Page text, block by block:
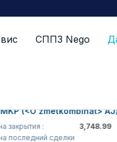
СППЗ Nego
(<O'zmetkombinat> AJ)
:
3,748.99
сделки